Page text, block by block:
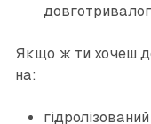
Якщо ж ти хочеш
на: